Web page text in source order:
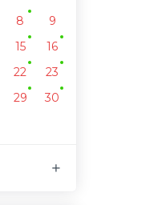
8
9
15
16
22
23
29
30